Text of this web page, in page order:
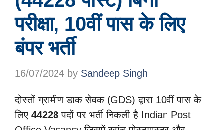
परीक्षा, 10वीं पास के लिए
बंपर भर्ती
16/07/2024 by Sandeep Singh
दोस्तों ग्रामीण डाक सेवक (GDS) द्वारा 10वीं पास के
लिए 44228 पदों पर भर्ती निकली है Indian Post